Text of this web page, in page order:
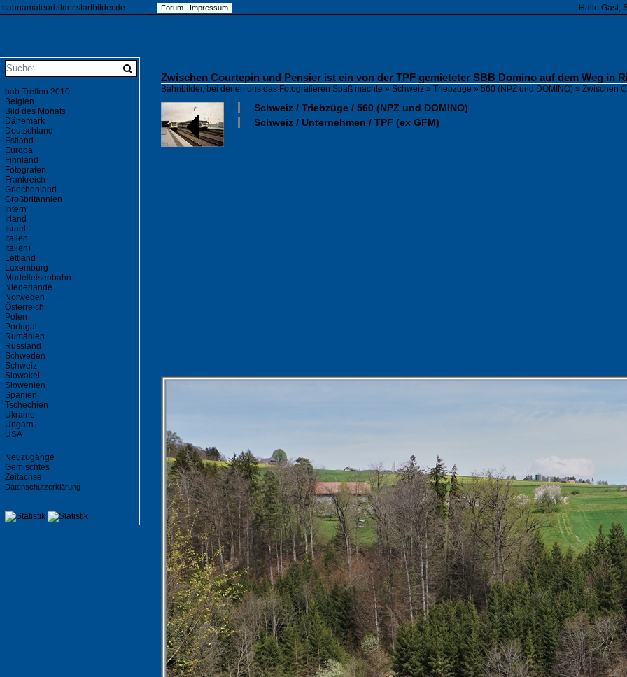
bahnamateurbilder.startbilder.de Hallo Gast,
Forum Impressum
Zwischen Courtepin und Pensier ist ein von der TPF gemieteter SBB Domino auf dem Weg in
Bahnbilder, bei denen uns das Fotografieren Spaß machte » Schweiz » Triebzüge » 560 (NPZ und DOMINO) » Zwischen
Schweiz / Triebzüge / 560 (NPZ und DOMINO)
Schweiz / Unternehmen / TPF (ex GFM)
bab Treffen 2010
Belgien
Bild des Monats
Dänemark
Deutschland
Estland
Europa
Finnland
Fotografen
Frankreich
Griechenland
Großbritannien
Intern
Irland
Israel
Italien
Italien)
Lettland
Luxemburg
Modelleisenbahn
Niederlande
Norwegen
Österreich
Polen
Portugal
Rumänien
Russland
Schweden
Schweiz
Slowakei
Slowenien
Spanien
Tschechien
Ukraine
Ungarn
USA
Neuzugänge
Gemischtes
Zeitachse
Datenschutzerklärung